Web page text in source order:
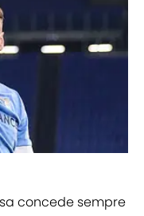
concede sempre